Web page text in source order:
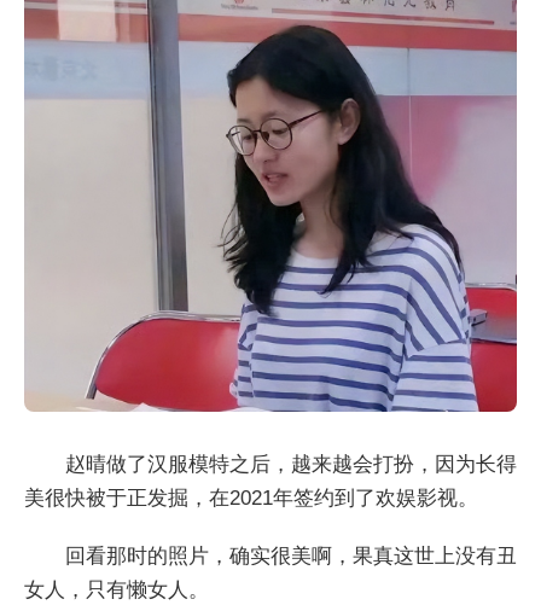
赵晴做了汉服模特之后，越来越会打扮，因为长得
美很快被于正发掘，在2021年签约到了欢娱影视。
回看那时的照片，确实很美啊，果真这世上没有丑
女人，只有懒女人。